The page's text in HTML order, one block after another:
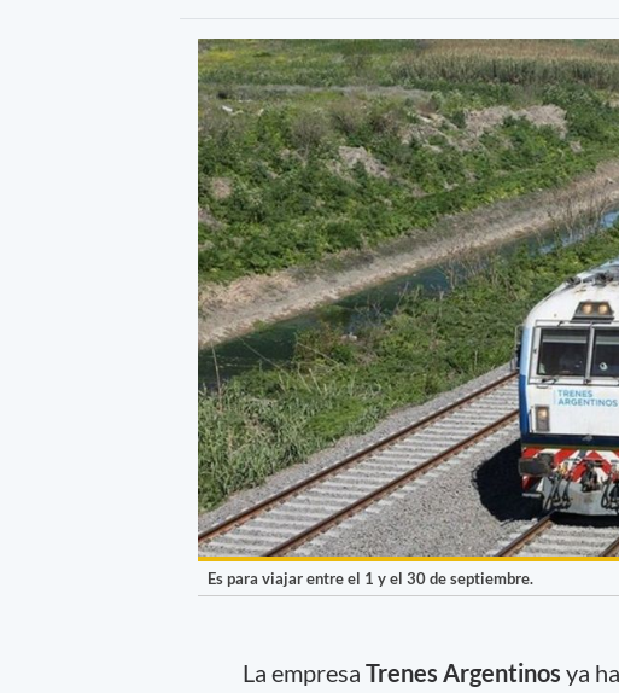
Es para viajar entre el 1 y el 30 de septiembre.
La empresa Trenes Argentinos ya